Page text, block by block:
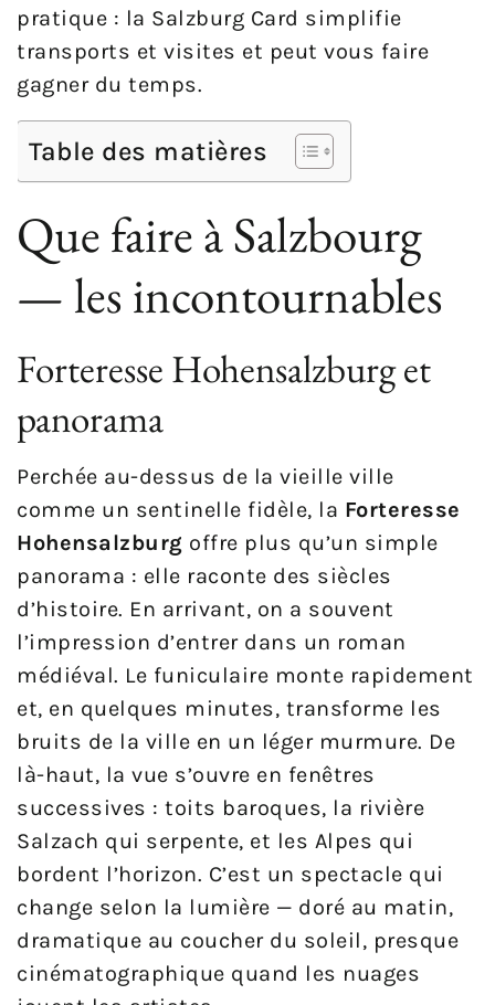
pratique : la Salzburg Card simplifie
transports et visites et peut vous faire
gagner du temps.
Table des matières
Que faire à Salzbourg
— les incontournables
Forteresse Hohensalzburg et
panorama
Perchée au-dessus de la vieille ville
comme un sentinelle fidèle, la Forteresse
Hohensalzburg offre plus qu’un simple
panorama : elle raconte des siècles
d’histoire. En arrivant, on a souvent
l’impression d’entrer dans un roman
médiéval. Le funiculaire monte rapidement
et, en quelques minutes, transforme les
bruits de la ville en un léger murmure. De
là-haut, la vue s’ouvre en fenêtres
successives : toits baroques, la rivière
Salzach qui serpente, et les Alpes qui
bordent l’horizon. C’est un spectacle qui
change selon la lumière — doré au matin,
dramatique au coucher du soleil, presque
cinématographique quand les nuages